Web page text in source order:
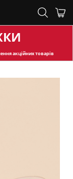
акційних товарів